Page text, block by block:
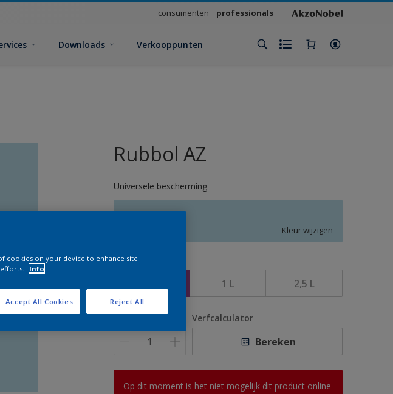
consumenten professionals
Downloads Verkooppunten
Rubbol AZ
Universele bescherming
Kleur wijzigen
Grootte
1 L 2,5 L
Aantal Verfcalculator
Bereken
Op dit moment is het niet mogelijk dit product online
cookies on your device to enhance site
Info
Reject All
Accept All Cookies